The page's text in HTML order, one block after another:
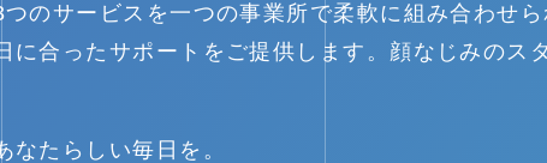
つのサービスを一つの事業所で柔軟に組み合わせ
に合ったサポートをご提供します。顔なじみの
なたらしい毎日を。